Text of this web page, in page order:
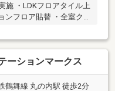
施 ・LDKフロアタイル上
フロア貼替 ・全室クロ
ーリング ・エコカラッ
ットバス交換■キッチン
の中でも特に人気の高い
社シティハウスフレッ
」駅まで徒歩1分という
へアクセスも安心です。
ーションマークス
鶴舞線 丸の内駅 徒歩2分